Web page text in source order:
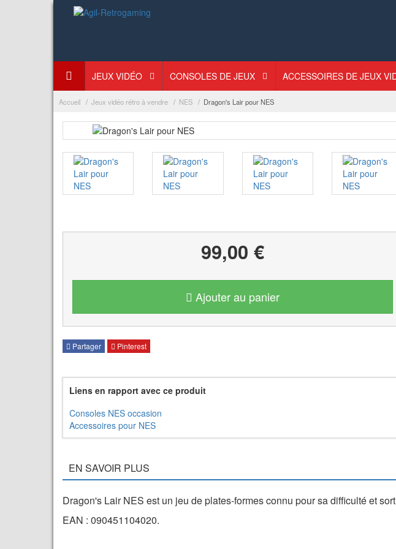
JEUX VIDÉO CONSOLES DE JEUX ACCESSOIRES DE JEUX
Accueil Jeux vidéo rétro à vendre NES Dragon's Lair pour NES
99,00 €
Ajouter au panier
Partager Pinterest
Liens en rapport avec ce produit
Consoles NES occasion
Accessoires pour NES
EN SAVOIR PLUS
Dragon's Lair NES est un jeu de plates-formes connu pour sa difficulté et
EAN : 090451104020.